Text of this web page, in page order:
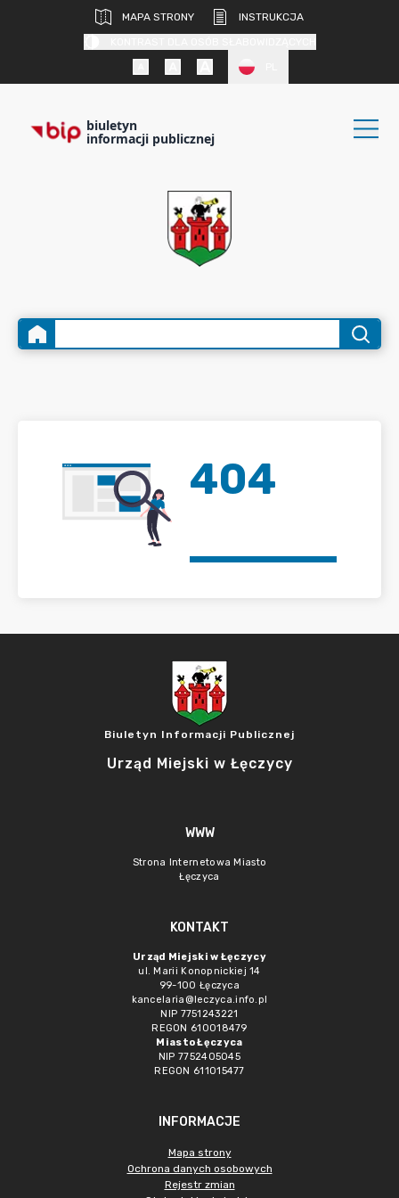
MAPA STRONY
INSTRUKCJA
biuletyn
informacji publicznej
404
Biuletyn Informacji Publicznej
Urząd Miejski w Łęczycy
WWW
Strona Internetowa Miasto
Łęczyca
KONTAKT
Urząd Miejski w Łęczycy
ul. Marii Konopnickiej 14
99-100 Łęczyca
kancelaria@leczyca.info.pl
NIP 7751243221
REGON 610018479
Miasto Łęczyca
NIP 7752405045
REGON 611015477
INFORMACJE
Mapa strony
Ochrona danych osobowych
Rejestr zmian